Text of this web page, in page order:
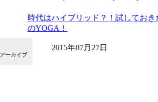
アーカイブ
時代はハイブリッド？！試してお
のYOGA！
2015年07月27日